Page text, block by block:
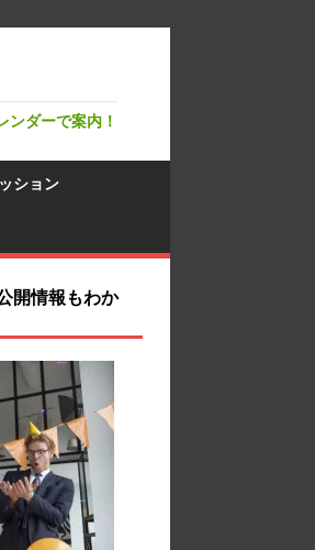
ダーで案内！
ション
開情報もわか